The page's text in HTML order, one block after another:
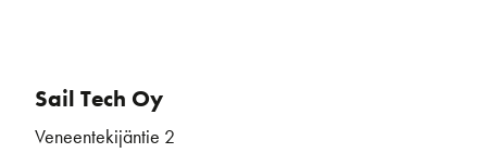
Sail Tech Oy
Veneentekijäntie 2